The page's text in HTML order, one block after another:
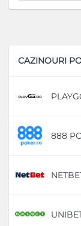
CAZINOURI
888